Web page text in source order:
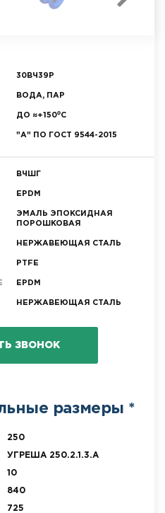
30ВЧ39Р
ВОДА, ПАР
ДО ≈+150⁰С
"А" ПО ГОСТ 9544-2015
ВЧШГ
EPDM
ЭМАЛЬ ЭПОКСИДНАЯ
ПОРОШКОВАЯ
НЕРЖАВЕЮЩАЯ СТАЛЬ
PTFE
EPDM
НЕРЖАВЕЮЩАЯ СТАЛЬ
ЗВОНОК
размеры *
250
УГРЕША 250.2.1.3.A
10
840
725